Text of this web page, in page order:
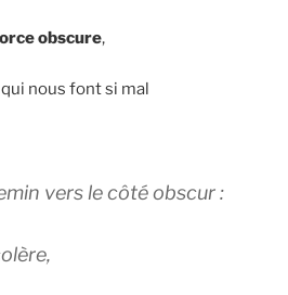
obscure,
nous font si mal
vers le côté obscur :